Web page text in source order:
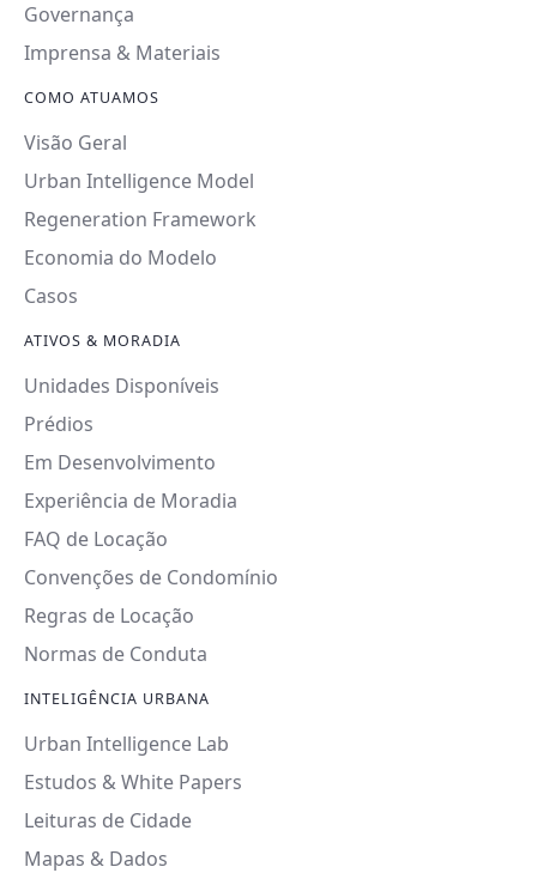
Governança
Imprensa & Materiais
COMO ATUAMOS
Visão Geral
Urban Intelligence Model
Regeneration Framework
Economia do Modelo
Casos
ATIVOS & MORADIA
Unidades Disponíveis
Prédios
Em Desenvolvimento
Experiência de Moradia
FAQ de Locação
Convenções de Condomínio
Regras de Locação
Normas de Conduta
INTELIGÊNCIA URBANA
Urban Intelligence Lab
Estudos & White Papers
Leituras de Cidade
Mapas & Dados